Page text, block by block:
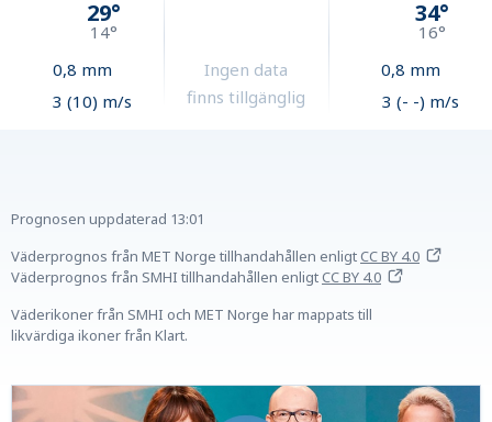
29°
14°
0,8 mm
3 (10) m/s
Ingen data
finns tillgänglig
34°
16°
0,8 mm
3 (- -) m/s
Prognosen uppdaterad 13:01
Väderprognos från MET Norge tillhandahållen enligtCC BY 4.0
Väderprognos från SMHI tillhandahållen enligtCC BY 4.0
Väderikoner från SMHI och MET Norge har mappats till
likvärdiga ikoner från Klart.